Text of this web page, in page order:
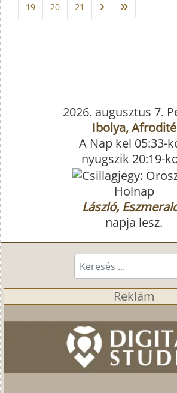
19 20 21
2026. augusztus 7.
Ibolya, Afrodité
A Nap kel 05:33-
nyugszik 20:19-
Holnap
László,
napja lesz.
Keresés...
Reklám